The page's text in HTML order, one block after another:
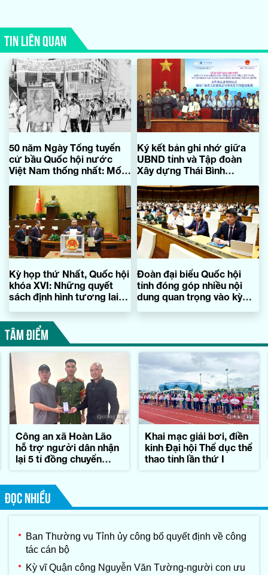
TIN LIÊN QUAN
50 năm Ngày Tổng tuyển
cử bầu Quốc hội nước
Việt Nam thống nhất: Mốc
Ký kết bản ghi nhớ giữa
UBND tỉnh và Tập đoàn
Xây dựng Thái Bình
Kỳ họp thứ Nhất, Quốc hội
khóa XVI: Những quyết
sách định hình tương lai
Đoàn đại biểu Quốc hội
tỉnh đóng góp nhiều nội
dung quan trọng vào kỳ
TÂM ĐIỂM
Công an xã Hoàn Lão
hỗ trợ người dân nhận
lại 5 tỉ đồng chuyển
Khai mạc giải bơi, điền
kinh Đại hội Thể dục thể
thao tỉnh lần thứ I
ĐỌC NHIỀU
Ban Thường vụ Tỉnh ủy công bố quyết định về công
tác cán bộ
Kỳ vĩ Quận công Nguyễn Văn Tường-người con ưu